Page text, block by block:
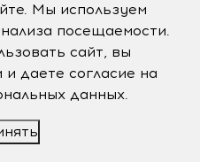
существенно
с 4 до 6 лет и
на достаточно
Мы используем
посещаемости.
сайт, вы
даете согласие на
данных.